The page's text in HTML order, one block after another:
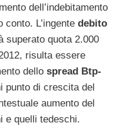
dell’indebitamento
L’ingente debito
superato quota 2.000
risulta essere
dello spread Btp-
punto di crescita del
aumento del
e quelli tedeschi.